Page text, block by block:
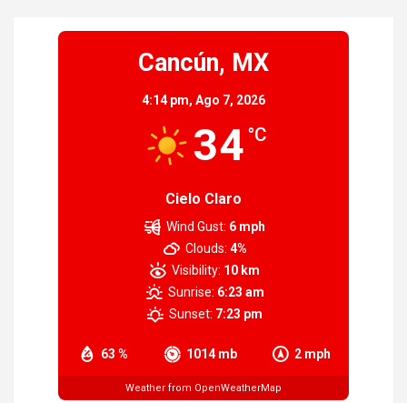
Cancún, MX
4:14 pm, Ago 7, 2026
34 °C
Cielo Claro
63 % 1014 mb 2 mph
Wind Gust: 6 mph
Clouds: 4%
Visibility: 10 km
Sunrise: 6:23 am
Sunset: 7:23 pm
Weather from OpenWeatherMap